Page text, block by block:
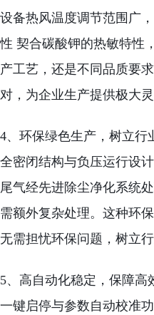
设备热风温度调节范围广
性 契合碳酸钾的热敏特性
产工艺，还是不同品质要
对，为企业生产提供极大灵
4、环保绿色生产，树立行
全密闭结构与负压运行设
尾气经先进除尘净化系统
需额外复杂处理。这种环
无需担忧环保问题，树立
5、高自动化稳定，保障高
一键启停与参数自动校准